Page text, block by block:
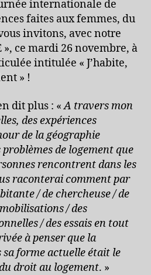
internationale de
faites aux femmes, du
invitons, avec notre
», ce mardi 26 novembre, à
intitulée « J’habite,
» !
dit plus : «A travers mon
des expériences
de la géographie
de logement que
rencontrent dans les
raconterai comment par
/ de chercheuse / de
/ des
/ des essais en tout
à penser que la
forme actuelle était le
droit au logement. »